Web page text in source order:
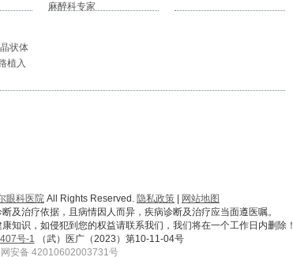
状体
植入
麻醉科专家
眼科医院 All Rights Reserved. 隐私政策
网站地图
及治疗依据，且病情因人而异，疾病诊断及治疗应当面遵医嘱。
知识，如侵犯到您的权益请联系我们，我们将在一个工作日内删除！
号-1 （武）医广（2023）第10-11-04号
安备 42010602003731号